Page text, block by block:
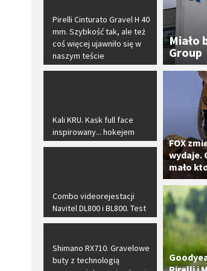
​Pirelli Cinturato Gravel H 40
mm. Szybkość tak, ale też
coś więcej ujawniło się w
naszym teście
​Kali KRU. Kask full face
inspirowany... hokejem
Combo videorejestacji
Navitel DL800 i BL800. Test
​Shimano RX710. Gravelowe
buty z technologią
Miało
Group
FOX
wydaje.
mało